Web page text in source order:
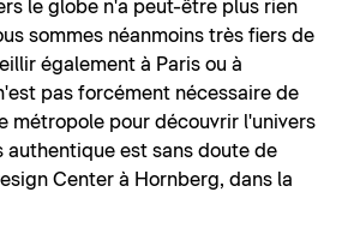
le globe n'a peut-être plus rien
sommes néanmoins très fiers de
également à Paris ou à
pas forcément nécessaire de
métropole pour découvrir l'univers
authentique est sans doute de
Center à Hornberg, dans la